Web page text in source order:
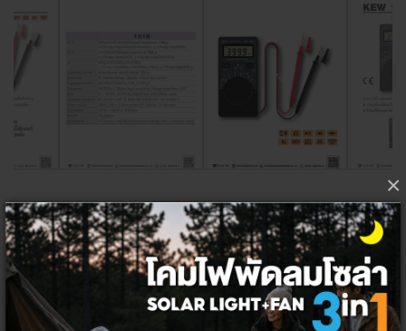
×
KYORITSU 1018 มัลติมิเตอร์แบบดิจิตัล
1,485.98 ฿
*ราคาไม่รวมภาษีมูลค่าเพิ่ม